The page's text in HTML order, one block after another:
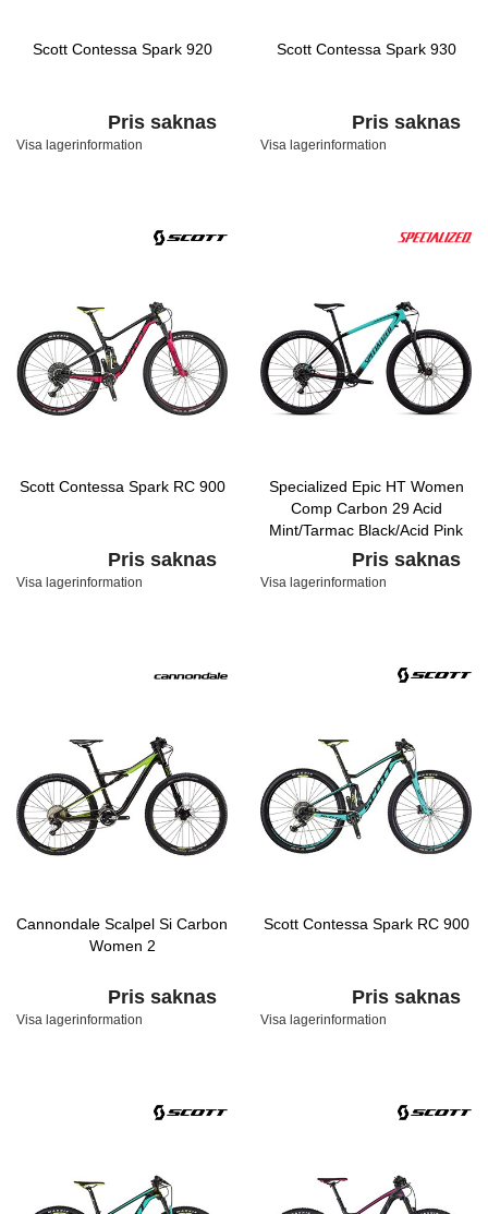
Scott Contessa Spark 920
Pris saknas
Visa lagerinformation
Scott Contessa Spark 930
Pris saknas
Visa lagerinformation
Scott Contessa Spark RC 900
Pris saknas
Visa lagerinformation
Specialized Epic HT Women
Comp Carbon 29 Acid
Mint/Tarmac Black/Acid Pink
Pris saknas
Visa lagerinformation
Cannondale Scalpel Si Carbon
Women 2
Pris saknas
Visa lagerinformation
Scott Contessa Spark RC 900
Pris saknas
Visa lagerinformation